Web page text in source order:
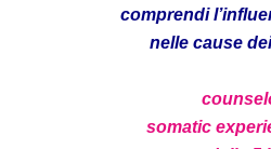
comprendi
nelle cause
somatic